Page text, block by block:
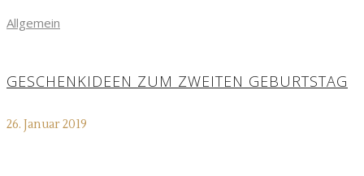
Allgemein
GESCHENKIDEEN ZUM ZWEITEN GEBURTSTAG
26. Januar 2019